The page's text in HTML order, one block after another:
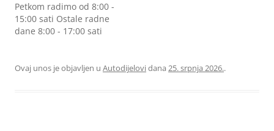
Petkom radimo od 8:00 -
15:00 sati Ostale radne
dane 8:00 - 17:00 sati
Ovaj unos je objavljen u Autodijelovidana 25. srpnja 2026..